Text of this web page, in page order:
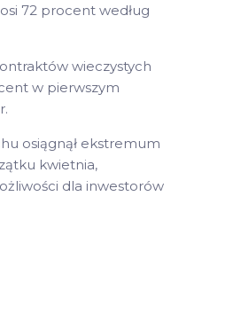
72 procent według
wieczystych
w pierwszym
osiągnął ekstremum
kwietnia,
dla inwestorów